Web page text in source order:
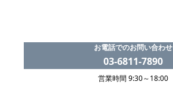
お電話でのお問い合わせ
03-6811-7890
営業時間 9:30～18:00